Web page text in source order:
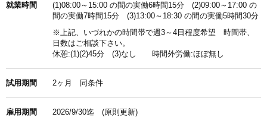
就業時間
(1)08:00～15:00 の間の実働6時間15分 (2)09:00～17:00 の
間の実働7時間15分 (3)13:00～18:30 の間の実働5時間30分
※上記、いづれかの時間帯で週3～4日程度希望 時間帯、
日数はご相談下さい。
休憩:(1)(2)45分 (3)なし 時間外労働:ほぼ無し
試用期間 2ヶ月 同条件
雇用期間 2026/9/30迄 (原則更新)